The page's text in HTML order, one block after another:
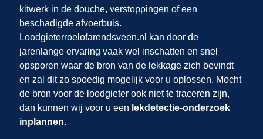
kitwerk in de douche, verstoppingen of een
beschadigde afvoerbuis.
Loodgieterroelofarendsveen.nl kan door de
jarenlange ervaring vaak wel inschatten en snel
opsporen waar de bron van de lekkage zich bevindt
en zal dit zo spoedig mogelijk voor u oplossen. Mocht
de bron voor de loodgieter ook niet te traceren zijn,
dan kunnen wij voor u een lekdetectie-onderzoek
inplannen.